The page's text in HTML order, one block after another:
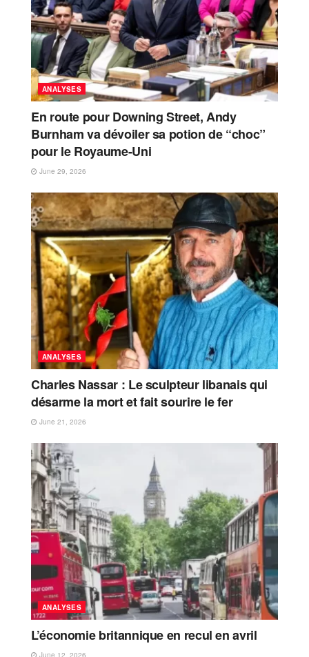
ANALYSES
En route pour Downing Street, Andy
Burnham va dévoiler sa potion de “choc”
pour le Royaume-Uni
June 29, 2026
ANALYSES
Charles Nassar : Le sculpteur libanais qui
désarme la mort et fait sourire le fer
June 21, 2026
ANALYSES
L’économie britannique en recul en avril